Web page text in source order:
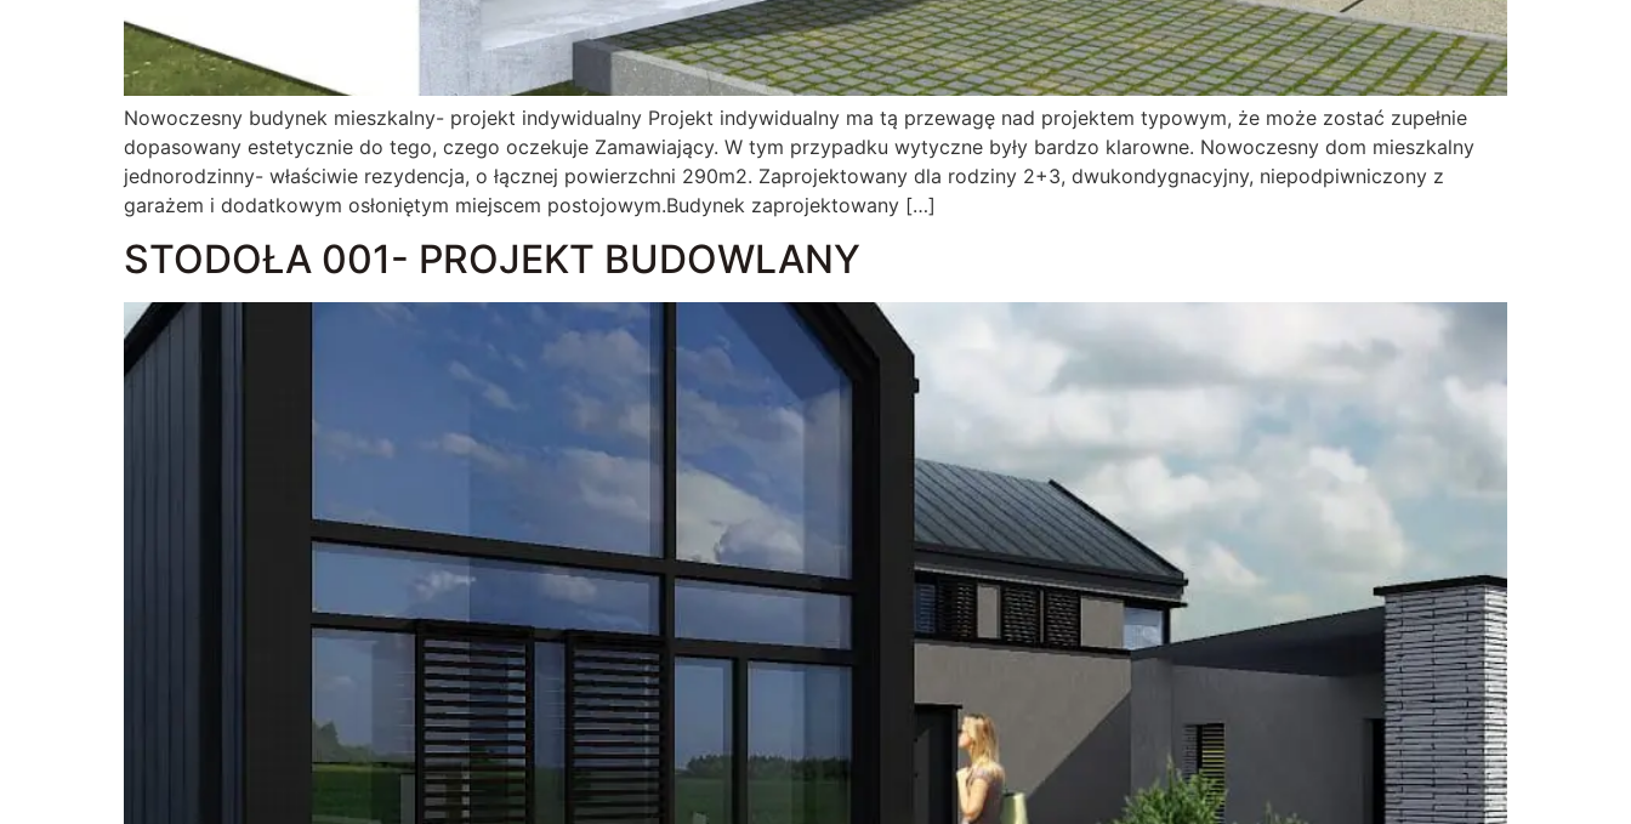
Nowoczesny budynek mieszkalny- projekt indywidualny Projekt indywidualny ma tą przewagę nad projektem typowym, że może zostać zupełnie
dopasowany estetycznie do tego, czego oczekuje Zamawiający. W tym przypadku wytyczne były bardzo klarowne. Nowoczesny dom mieszkalny
jednorodzinny- właściwie rezydencja, o łącznej powierzchni 290m2. Zaprojektowany dla rodziny 2+3, dwukondygnacyjny, niepodpiwniczony z
garażem i dodatkowym osłoniętym miejscem postojowym.Budynek zaprojektowany […]
STODOŁA 001- PROJEKT BUDOWLANY